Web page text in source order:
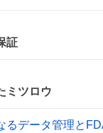
証
ミツロウ
るデータ管理と